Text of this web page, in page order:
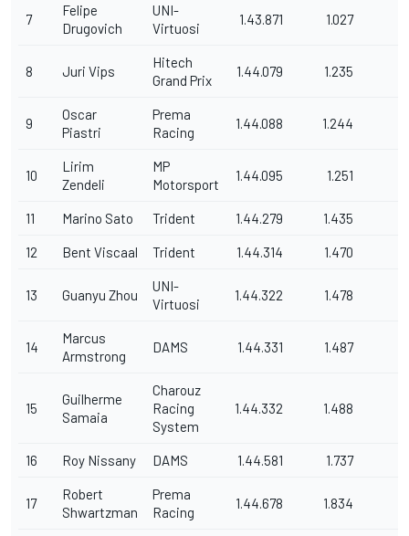
7
Felipe
Drugovich
UNI-
Virtuosi
1.43.871 1.027
8 Juri Vips
Hitech
Grand Prix
1.44.079 1.235
9
Oscar
Piastri
Prema
Racing
1.44.088 1.244
10
Lirim
Zendeli
MP
Motorsport
1.44.095 1.251
11 Marino Sato Trident 1.44.279 1.435
12 Bent Viscaal Trident 1.44.314 1.470
13 Guanyu Zhou
UNI-
Virtuosi
1.44.322 1.478
14
Marcus
Armstrong
DAMS 1.44.331 1.487
15
Guilherme
Samaia
Charouz
Racing
System
1.44.332 1.488
16 Roy Nissany DAMS 1.44.581 1.737
17
Robert
Shwartzman
Prema
Racing
1.44.678 1.834